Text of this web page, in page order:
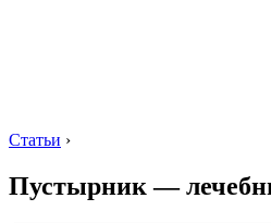
Статьи ›
Пустырник —